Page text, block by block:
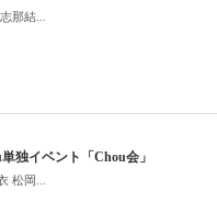
那結...
独イベント「Chou会」
松岡...